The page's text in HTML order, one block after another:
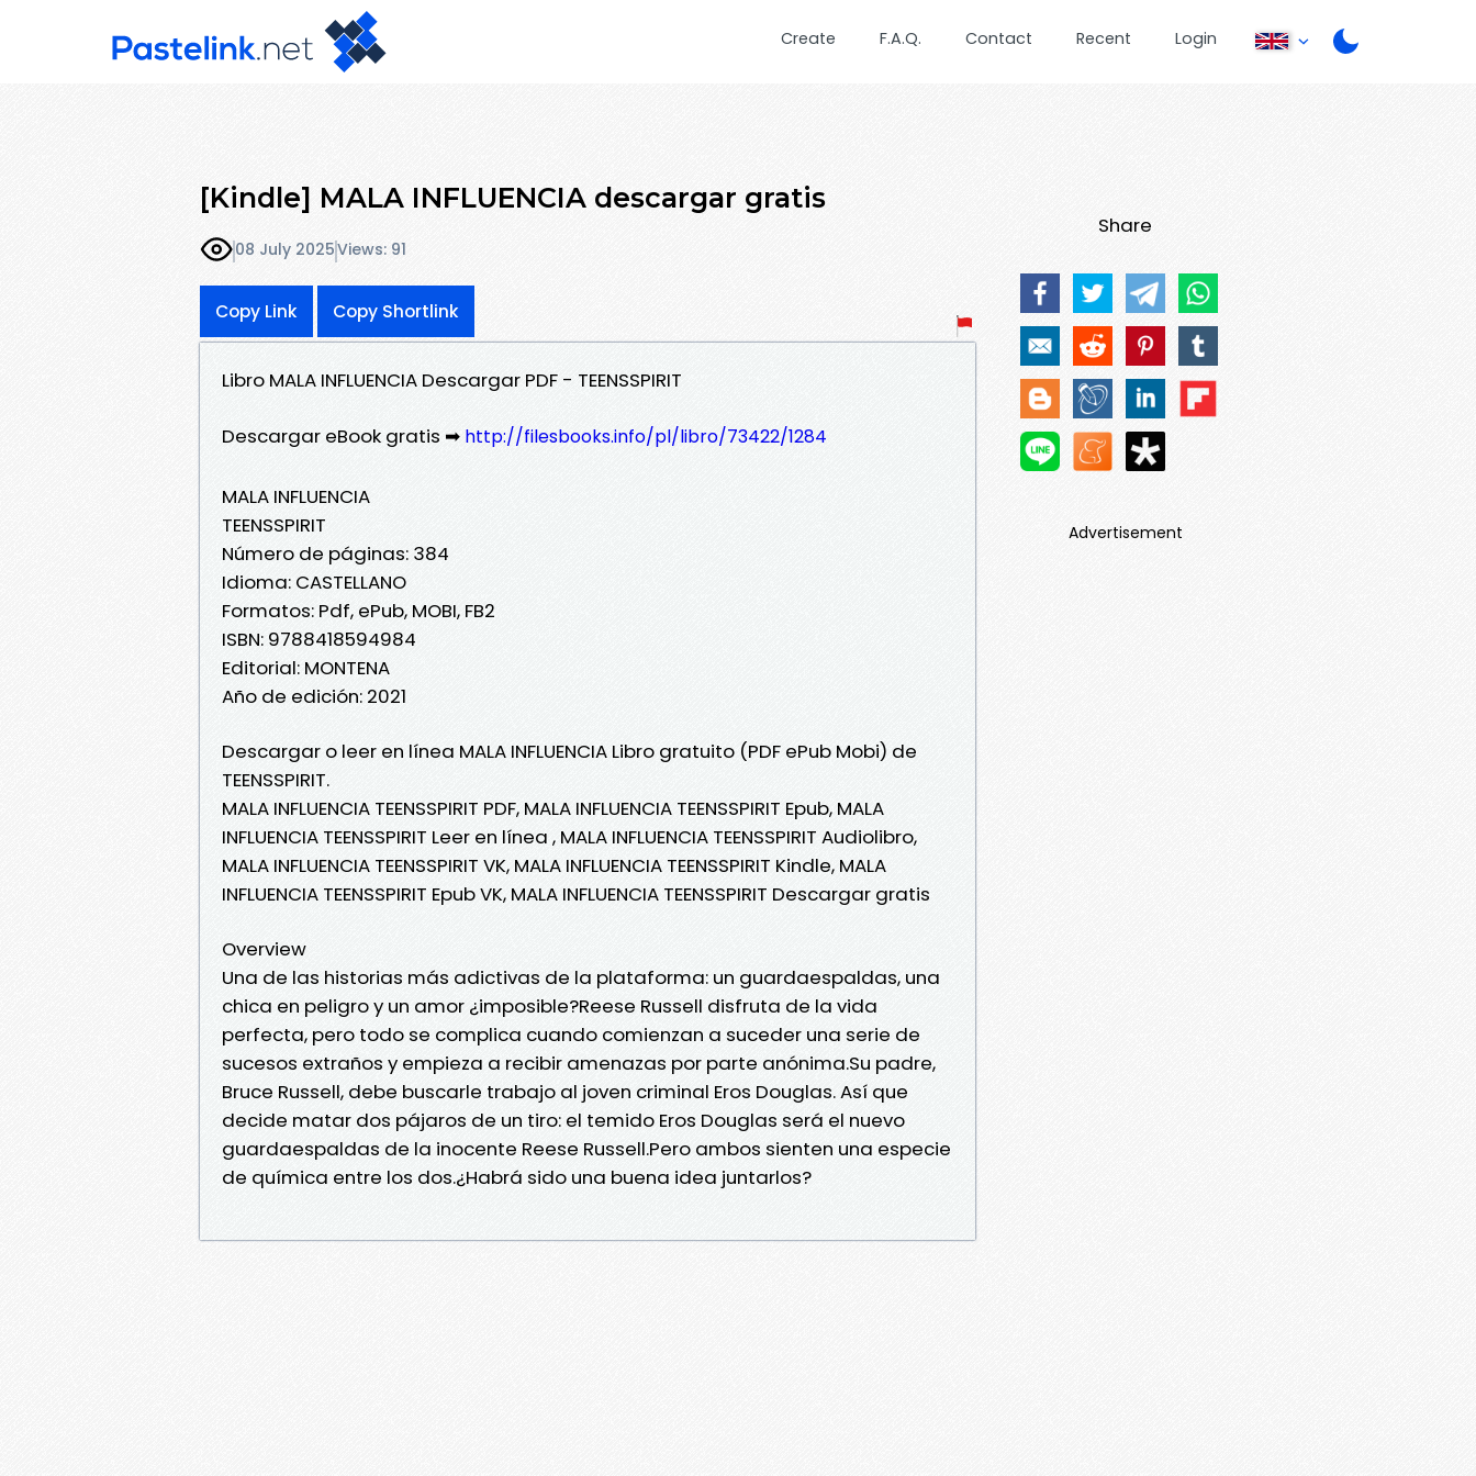
Create F.A.Q. Contact Recent Login
[Kindle] MALA INFLUENCIA descargar gratis
08 July 2025Views: 91
Copy Link Copy Shortlink
Libro MALA INFLUENCIA Descargar PDF - TEENSSPIRIT
Descargar eBook gratis ➡ http://filesbooks.info/pl/libro/73422/1284
MALA INFLUENCIA
TEENSSPIRIT
Número de páginas: 384
Idioma: CASTELLANO
Formatos: Pdf, ePub, MOBI, FB2
ISBN: 9788418594984
Editorial: MONTENA
Año de edición: 2021
Descargar o leer en línea MALA INFLUENCIA Libro gratuito (PDF ePub Mobi) de
TEENSSPIRIT.
MALA INFLUENCIA TEENSSPIRIT PDF, MALA INFLUENCIA TEENSSPIRIT Epub, MALA
INFLUENCIA TEENSSPIRIT Leer en línea , MALA INFLUENCIA TEENSSPIRIT Audiolibro,
MALA INFLUENCIA TEENSSPIRIT VK, MALA INFLUENCIA TEENSSPIRIT Kindle, MALA
INFLUENCIA TEENSSPIRIT Epub VK, MALA INFLUENCIA TEENSSPIRIT Descargar gratis
Overview
Una de las historias más adictivas de la plataforma: un guardaespaldas, una
chica en peligro y un amor ¿imposible?Reese Russell disfruta de la vida
perfecta, pero todo se complica cuando comienzan a suceder una serie de
sucesos extraños y empieza a recibir amenazas por parte anónima.Su padre,
Bruce Russell, debe buscarle trabajo al joven criminal Eros Douglas. Así que
decide matar dos pájaros de un tiro: el temido Eros Douglas será el nuevo
guardaespaldas de la inocente Reese Russell.Pero ambos sienten una especie
de química entre los dos.¿Habrá sido una buena idea juntarlos?
Share
Advertisement